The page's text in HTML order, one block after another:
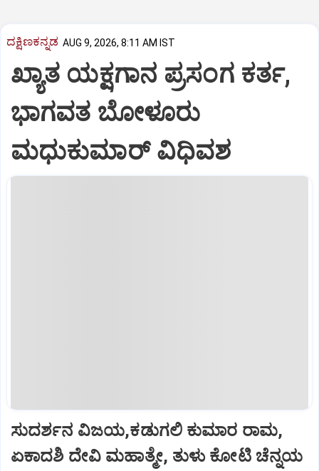
ದಕ್ಷಿಣಕನ್ನಡ AUG 9, 2026, 8:11 AM IST
ಖ್ಯಾತ ಯಕ್ಷಗಾನ ಪ್ರಸಂಗ ಕರ್ತ,
ಭಾಗವತ ಬೋಳೂರು
ಮಧುಕುಮಾರ್ ವಿಧಿವಶ
ಸುದರ್ಶನ ವಿಜಯ,ಕಡುಗಲಿ ಕುಮಾರ ರಾಮ,
ಏಕಾದಶಿ ದೇವಿ ಮಹಾತ್ಮೇ, ತುಳು ಕೋಟಿ ಚೆನ್ನಯ